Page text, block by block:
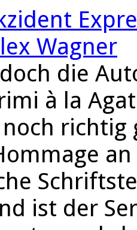
die
à la
richtig
ist der